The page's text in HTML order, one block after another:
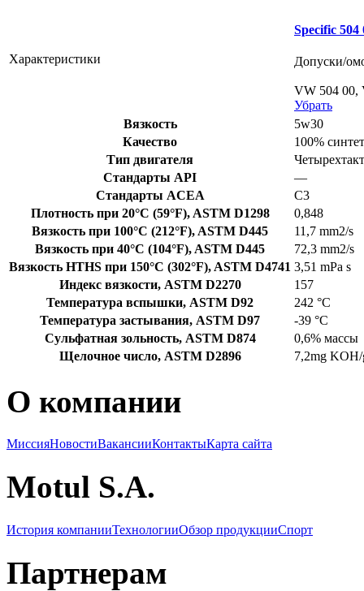
Характеристики
Specific 504
Допуски/
VW 504 00,
Убрать
Вязкость
5w30
Качество
100%
Тип двигателя
Стандарты API
—
Стандарты ACEA
C3
Плотность при 20°C (59°F), ASTM D1298
0,848
Вязкость при 100°C (212°F), ASTM D445
11,7 mm2/s
Вязкость при 40°C (104°F), ASTM D445
72,3 mm2/s
Вязкость HTHS при 150°C (302°F), ASTM D4741 3,51 mPa s
Индекс вязкости, ASTM D2270
157
Температура вспышки, ASTM D92
242 °C
Температура застывания, ASTM D97
-39 °C
Сульфатная зольность, ASTM D874
0,6% массы
Щелочное число, ASTM D2896
7,2mg
О компании
МиссияНовостиВакансииКонтактыКарта сайта
Motul S.A.
История компанииТехнологииОбзор продукцииСпорт
Партнерам